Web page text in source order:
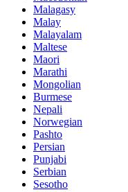
Malagasy
Malay
Malayalam
Maltese
Maori
Marathi
Mongolian
Burmese
Nepali
Norwegian
Pashto
Persian
Punjabi
Serbian
Sesotho